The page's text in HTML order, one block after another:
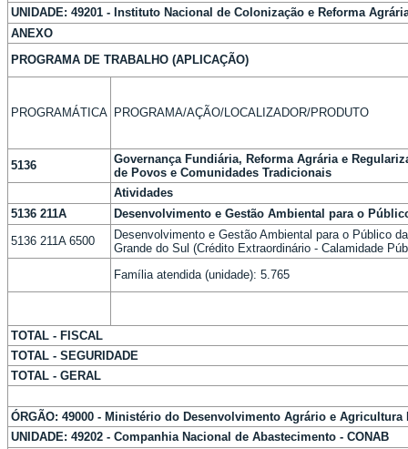
UNIDADE: 49201 - Instituto Nacional de Colonização e Reforma
ANEXO
PROGRAMA DE TRABALHO (APLICAÇÃO)
PROGRAMÁTICA PROGRAMA/AÇÃO/LOCALIZADOR/PRODUTO
5136
Governança Fundiária, Reforma Agrária e
de Povos e Comunidades Tradicionais
Atividades
5136 211A
Desenvolvimento e Gestão Ambiental para o
5136 211A 6500
Desenvolvimento e Gestão Ambiental para o Público
Grande do Sul (Crédito Extraordinário - Calamidade
Família atendida (unidade): 5.765
TOTAL - FISCAL
TOTAL - SEGURIDADE
TOTAL - GERAL
ÓRGÃO: 49000 - Ministério do Desenvolvimento Agrário e Agricultura
UNIDADE: 49202 - Companhia Nacional de Abastecimento - CONAB